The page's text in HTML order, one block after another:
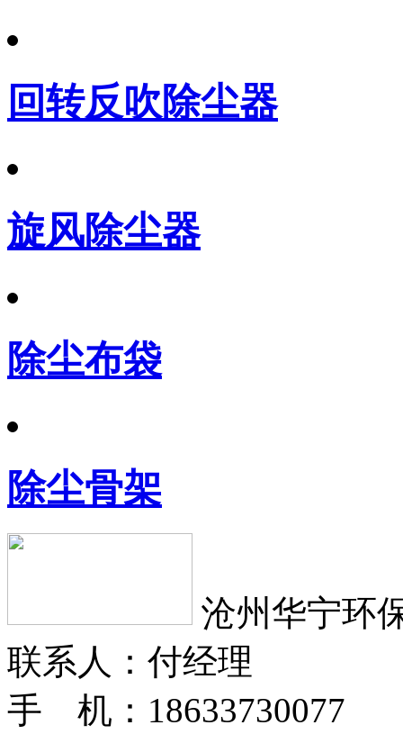
回转反吹除尘器
旋风除尘器
除尘布袋
除尘骨架
沧州华宁环
联系人：付经理
手 机：18633730077